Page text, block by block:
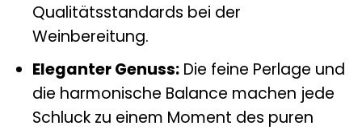
Qualitätsstandards bei der
Weinbereitung.
Eleganter Genuss:Die feine Perlage und
die harmonische Balance machen jede
Schluck zu einem Moment des puren